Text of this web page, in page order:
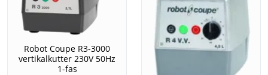
Robot Coupe R3-3000
vertikalkutter 230V 50Hz
1-fas